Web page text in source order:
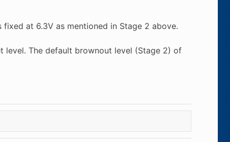
at 6.3V as mentioned in Stage 2 above.
level. The default brownout level (Stage 2) of